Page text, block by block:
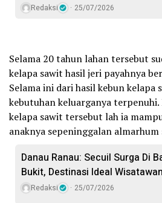
Redaksi 25/07/2026
Selama 20 tahun lahan tersebut
kelapa sawit hasil jeri payahnya
Selama ini dari hasil kebun kelapa
kebutuhan keluarganya terpenuhi.
kelapa sawit tersebut lah ia
anaknya sepeninggalan almarhum
Danau Ranau: Secuil Surga Di
Bukit, Destinasi Ideal Wisatawan
Redaksi 25/07/2026